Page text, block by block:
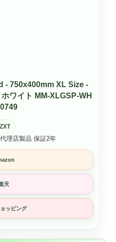
- 750x400mm XL Size -
ワイト MM-XLGSP-WH
理店製品 保証2年
天
ッピング